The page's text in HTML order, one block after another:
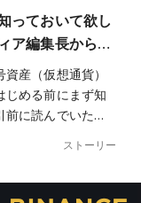
っておいて欲し
ア編集長から…
産（仮想通貨）
じめる前にまず知
前に読んでいた…
ストーリー